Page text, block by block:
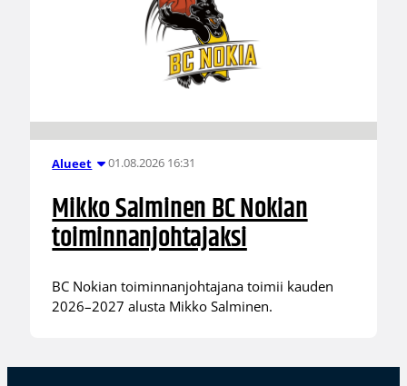
Alueet 01.08.2026 16:31
Mikko Salminen BC Nokian
toiminnanjohtajaksi
BC Nokian toiminnanjohtajana toimii kauden
2026–2027 alusta Mikko Salminen.